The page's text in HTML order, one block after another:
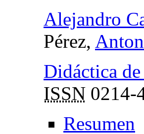
Alejandro
Pérez,
Didáctica
ISSN 0214-
Resumen